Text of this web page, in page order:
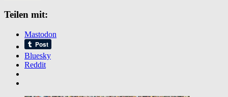
Teilen mit:
Mastodon
Bluesky
Reddit